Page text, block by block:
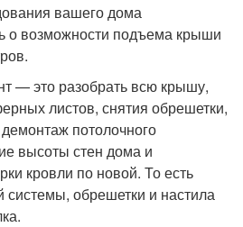
вашего дома
о возможности подъема крыши
— это разобрать всю крышу,
листов, снятия обрешетки,
потолочного
высоты стен дома и
кровли по новой. То есть
системы, обрешетки и настила